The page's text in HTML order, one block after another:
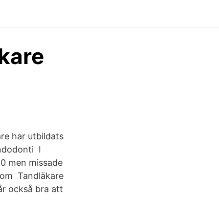
har utbildats
I
men missade
Tandläkare
också bra att